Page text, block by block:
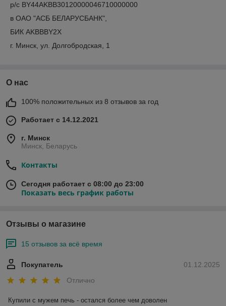
р/с BY44AKBB30120000046710000000
в ОАО "АСБ БЕЛАРУСБАНК",
БИК AKBBBY2X
г. Минск, ул. Долгобродская, 1
О нас
100% положительных из 8 отзывов за год
Работает с 14.12.2021
г. Минск
Минск, Беларусь
Контакты
Сегодня работает с 08:00 до 23:00
Показать весь график работы
Отзывы о магазине
15 отзывов за всё время
01.12.2025
Покупатель
Отлично
Купили с мужем печь - остался более чем доволен